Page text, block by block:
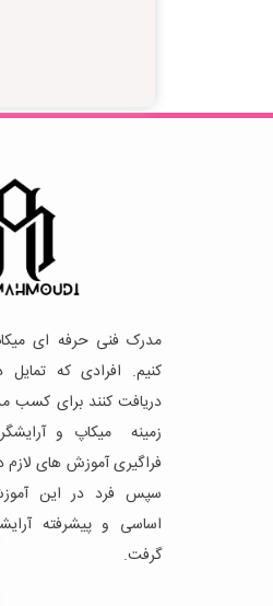
مدرک فنی حرفه ای
کنیم. افرادی که
دریافت کنند برای کسب
زمینه میکاپ و
فراگیری آموزش های لازم
سپس فرد در این
اساسی و پیشرفته
گرفت.